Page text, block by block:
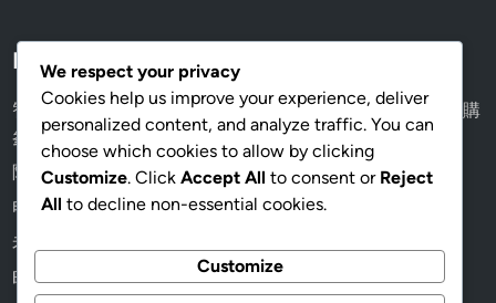
Recent Posts
智能手錶鏡面怎麼選？礦石玻璃 vs 藍寶石，香港通勤族選購
參考
隐形眼镜: 舒适度, 视觉效果, 适用场合
电脑眼镜: 减少眩光, 提高工作效率, 视觉舒适
老花眼镜: 视觉清晰, 轻便设计, 适用年龄
时尚眼镜: 设计独特, 个性化选择, 适合搭配
We respect your privacy
Cookies help us improve your experience, deliver
personalized content, and analyze traffic. You can
choose which cookies to allow by clicking
Customize. Click Accept All to consent or Reject
All to decline non-essential cookies.
Customize